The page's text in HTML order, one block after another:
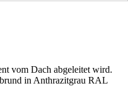
vom Dach abgeleitet wird.
in Anthrazitgrau RAL